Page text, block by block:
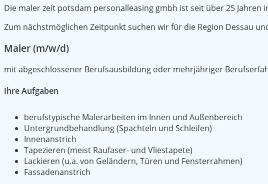
Die maler zeit potsdam personalleasing gmbh ist seit über 25
Zum nächstmöglichen Zeitpunkt suchen wir für die Region Dessau
Maler (m/w/d)
mit abgeschlossener Berufsausbildung oder mehrjähriger
Ihre Aufgaben
berufstypische Malerarbeiten im Innen und Außenbereich
Untergrundbehandlung (Spachteln und Schleifen)
Innenanstrich
Tapezieren (meist Raufaser- und Vliestapete)
Lackieren (u.a. von Geländern, Türen und Fensterrahmen)
Fassadenanstrich